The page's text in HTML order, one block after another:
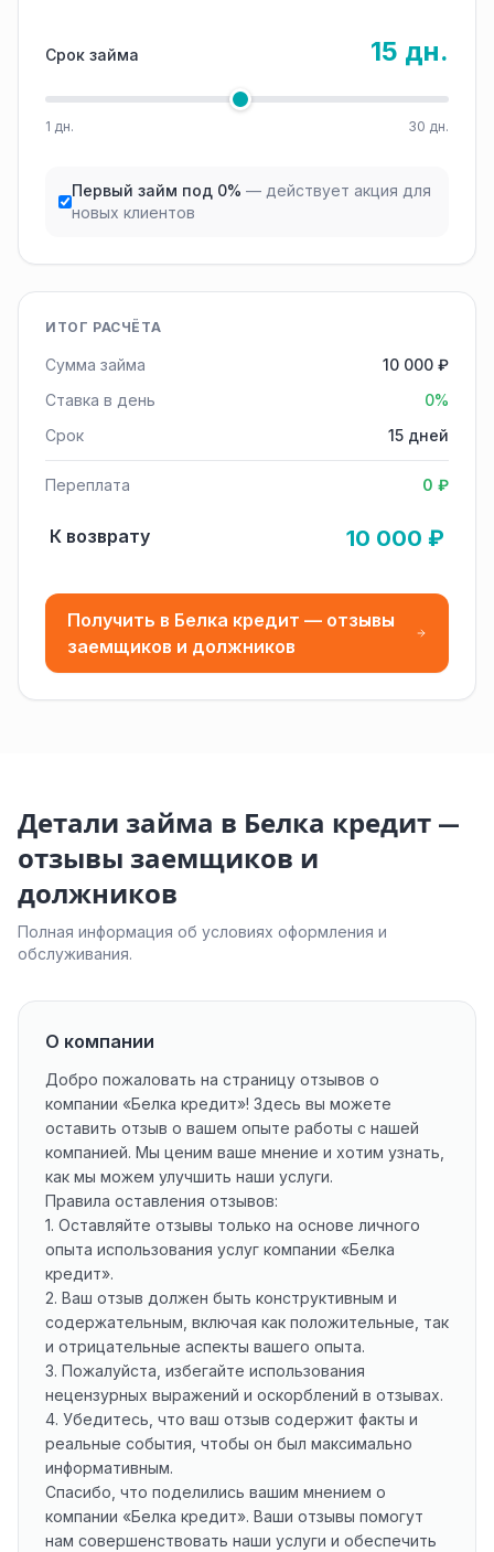
Срок займа 15 дн.
1 дн. 30 дн.
Первый займ под 0% — действует акция для
новых клиентов
ИТОГ РАСЧЁТА
Сумма займа
10 000 ₽
Ставка в день
0%
Срок
15 дней
Переплата 0 ₽
К возврату 10 000 ₽
Получить в Белка кредит — отзывы
заемщиков и должников
Детали займа в Белка кредит —
отзывы заемщиков и
должников
Полная информация об условиях оформления и
обслуживания.
О компании
Добро пожаловать на страницу отзывов о
компании «Белка кредит»! Здесь вы можете
оставить отзыв о вашем опыте работы с нашей
компанией. Мы ценим ваше мнение и хотим узнать,
как мы можем улучшить наши услуги.
Правила оставления отзывов:
1. Оставляйте отзывы только на основе личного
опыта использования услуг компании «Белка
кредит».
2. Ваш отзыв должен быть конструктивным и
содержательным, включая как положительные, так
и отрицательные аспекты вашего опыта.
3. Пожалуйста, избегайте использования
нецензурных выражений и оскорблений в отзывах.
4. Убедитесь, что ваш отзыв содержит факты и
реальные события, чтобы он был максимально
информативным.
Спасибо, что поделились вашим мнением о
компании «Белка кредит». Ваши отзывы помогут
нам совершенствовать наши услуги и обеспечить